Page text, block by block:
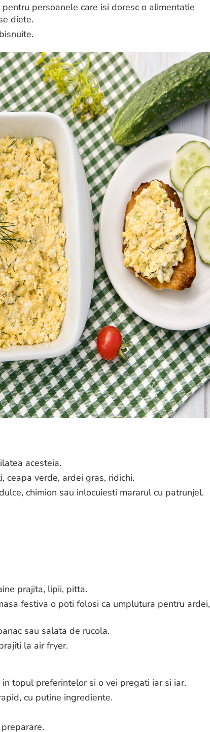
persoanele care isi doresc o alimentatie
diete.
acesteia.
ceapa verde, ardei gras, ridichi.
chimion sau inlocuiesti mararul cu patrunjel.
prajita, lipii, pitta.
festiva o poti folosi ca umplutura pentru ardei,
sau salata de rucola.
la air fryer.
topul preferintelor si o vei pregati iar si iar.
cu putine ingrediente.